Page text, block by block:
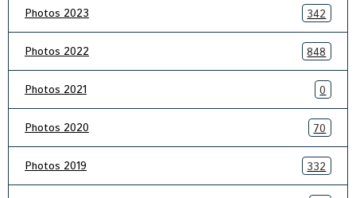
Photos 2023 342
Photos 2022 848
Photos 2021 0
Photos 2020 70
Photos 2019 332